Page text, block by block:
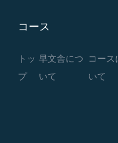
コース
トッ
プ
早文舎につ
いて
コース
いて